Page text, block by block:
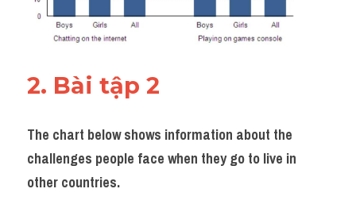
2. Bài tập 2
The chart below shows information about the
challenges people face when they go to live in
other countries.